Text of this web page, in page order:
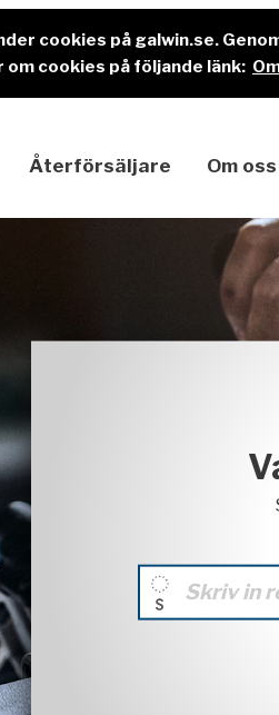
cookies på galwin.se.
om cookies på följande länk:
Återförsäljare Om oss